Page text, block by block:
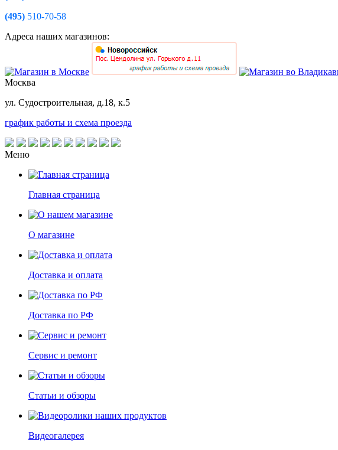
(495) 510-70-58
Адреса наших магазинов:
Москва
ул. Судостроительная, д.18, к.5
график работы и схема проезда
Меню
Главная страница
О магазине
Доставка и оплата
Доставка по РФ
Сервис и ремонт
Статьи и обзоры
Видеогалерея